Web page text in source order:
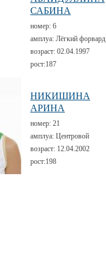
САБИНА
номер: 6
амплуа: Лёгкий форвард
возраст: 02.04.1997
рост:187
НИКИШИНА
АРИНА
номер: 21
амплуа: Центровой
возраст: 12.04.2002
рост:198